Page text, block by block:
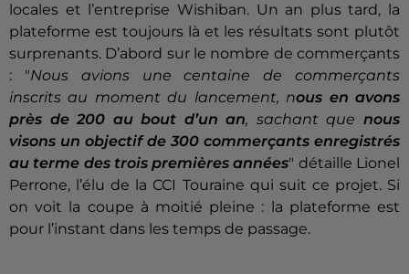
locales et l’entreprise Wishiban. Un an plus tard, la
plateforme est toujours là et les résultats sont plutôt
surprenants. D’abord sur le nombre de commerçants
: "Nous avions une centaine de commerçants
inscrits au moment du lancement, nous en avons
près de 200 au bout d’un an, sachant quenous
visons un objectif de 300 commerçants enregistrés
au terme des trois premières années" détaille Lionel
Perrone, l’élu de la CCI Touraine qui suit ce projet. Si
on voit la coupe à moitié pleine : la plateforme est
pour l’instant dans les temps de passage.